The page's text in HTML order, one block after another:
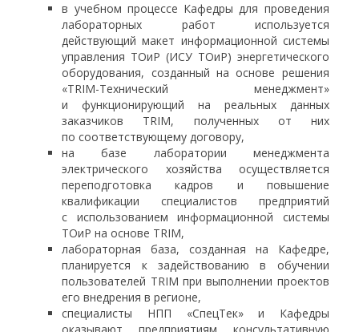
в учебном процессе Кафедры для проведения
лабораторных работ используется
действующий макет информационной системы
управления ТОиР (ИСУ ТОиР) энергетического
оборудования, созданный на основе решения
«TRIM-Технический менеджмент»
и функционирующий на реальных данных
заказчиков TRIM, полученных от них
по соответствующему договору,
на базе лаборатории менеджмента
электрического хозяйства осуществляется
переподготовка кадров и повышение
квалификации специалистов предприятий
с использованием информационной системы
ТОиР на основе TRIM,
лабораторная база, созданная на Кафедре,
планируется к задействованию в обучении
пользователей TRIM при выполнении проектов
его внедрения в регионе,
специалисты НПП «СпецТек» и Кафедры